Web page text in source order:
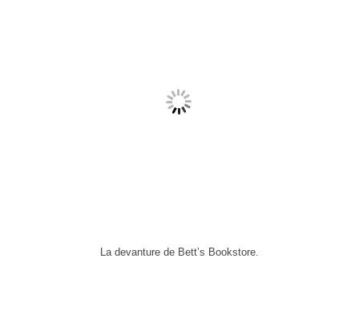
La devanture de Bett’s Bookstore.